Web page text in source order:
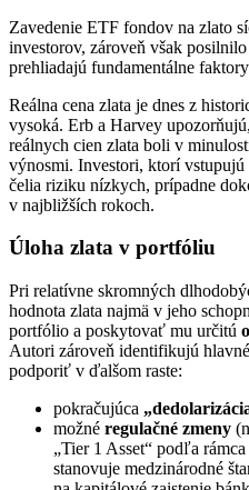
Zavedenie ETF fondov na zlato
investorov, zároveň však
prehliadajú fundamentálne
Reálna cena zlata je dnes z
vysoká. Erb a Harvey
reálnych cien zlata boli v
výnosmi. Investori, ktorí vstupujú
čelia riziku nízkych, prípadne
v najbližších rokoch.
Úloha zlata v portfóliu
Pri relatívne skromných
hodnota zlata najmä v jeho
portfólio a poskytovať mu určitú
Autori zároveň identifikujú
podporiť v ďalšom raste:
pokračujúca
možné regulačné zmeny
„Tier 1 Asset“ podľa rámca
stanovuje medzinárodné